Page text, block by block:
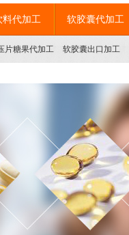
料代加工 软胶囊代加工
片糖果代加工 软胶囊出口加工